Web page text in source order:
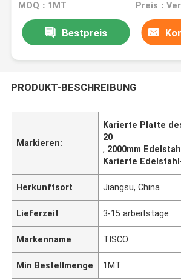
MOQ：1MT
Bestpreis
PRODUKT-BESCHREIBUNG
Markieren:
Karierte Platte
20
, 2000mm
Karierte
Herkunftsort Jiangsu, China
Lieferzeit 3-15 arbeitstage
Markenname TISCO
Min Bestellmenge 1MT